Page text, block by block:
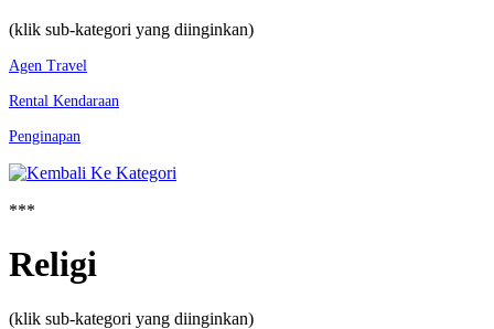
(klik sub-kategori yang diinginkan)
Agen Travel
Rental Kendaraan
Penginapan
***
Religi
(klik sub-kategori yang diinginkan)